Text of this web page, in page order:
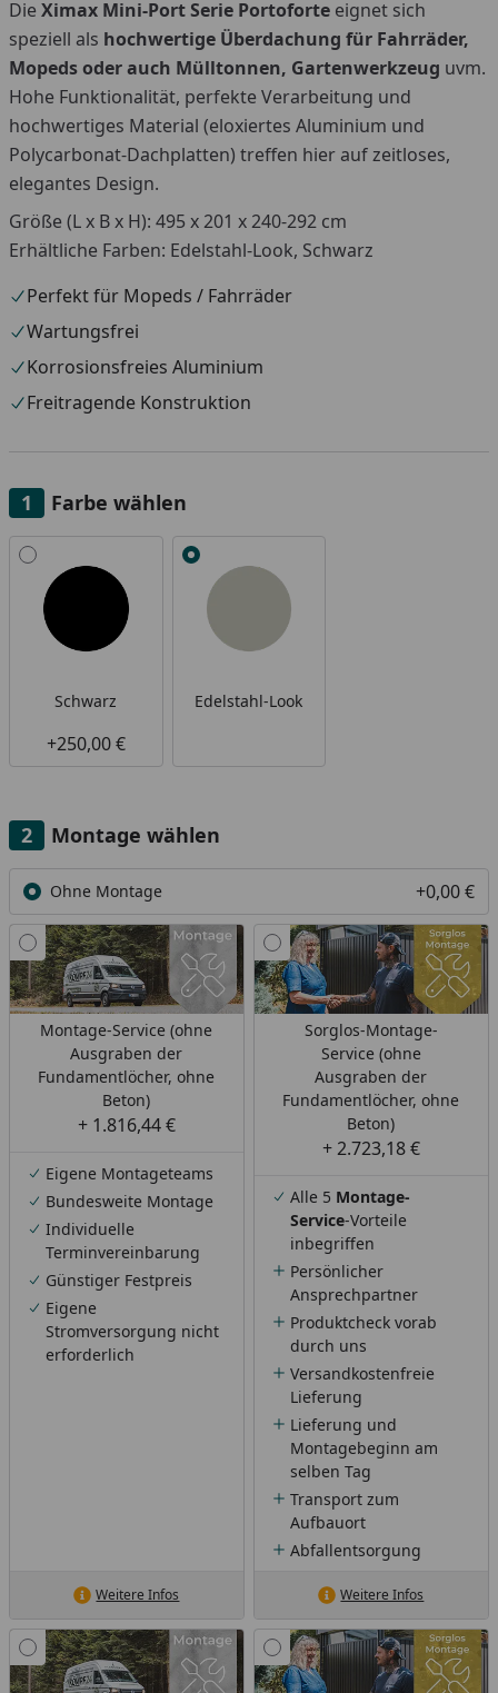
Die Ximax Mini-Port Serie Portoforte eignet sich
speziell als hochwertige Überdachung für Fahrräder,
Mopeds oder auch Mülltonnen, Gartenwerkzeug uvm.
Hohe Funktionalität, perfekte Verarbeitung und
hochwertiges Material (eloxiertes Aluminium und
Polycarbonat-Dachplatten) treffen hier auf zeitloses,
elegantes Design.
Größe (L x B x H): 495 x 201 x 240-292 cm
Erhältliche Farben: Edelstahl-Look, Schwarz
Perfekt für Mopeds / Fahrräder
Wartungsfrei
Korrosionsfreies Aluminium
Freitragende Konstruktion
Farbe wählen
Alle anzeigen (2)
Schwarz
+250,00 €
Edelstahl-Look
Montage wählen
Ohne Montage +0,00 €
Montage-Service (ohne
Ausgraben der
Fundamentlöcher, ohne
Beton)
+ 1.816,44 €
Eigene Montageteams
Bundesweite Montage
Individuelle
Terminvereinbarung
Günstiger Festpreis
Eigene
Stromversorgung nicht
erforderlich
Weitere Infos
Sorglos-Montage-
Service (ohne
Ausgraben der
Fundamentlöcher, ohne
Beton)
+ 2.723,18 €
Alle 5 Montage-
Service-Vorteile
inbegriffen
Persönlicher
Ansprechpartner
Produktcheck vorab
durch uns
Versandkostenfreie
Lieferung
Lieferung und
Montagebeginn am
selben Tag
Transport zum
Aufbauort
Abfallentsorgung
Weitere Infos